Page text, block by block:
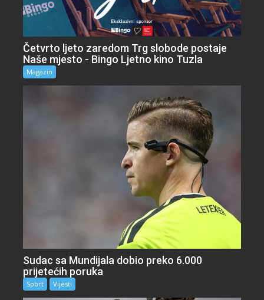
Četvrto ljeto zaredom Trg slobode postaje
Naše mjesto - Bingo Ljetno kino Tuzla
Magazin
Sudac sa Mundijala dobio preko 6.000
prijetećih poruka
Sport Vijesti